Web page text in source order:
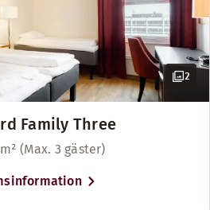
2
Family Three
(Max. 3 gäster)